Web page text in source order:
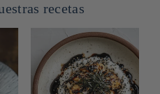
recetas